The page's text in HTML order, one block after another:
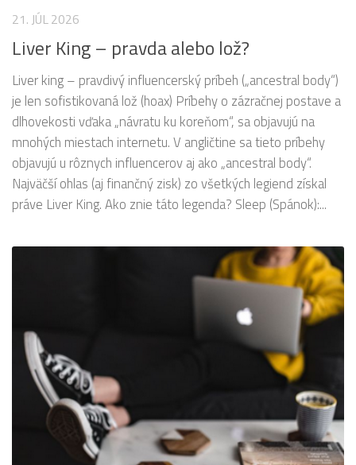
21. JÚL 2026
Liver King – pravda alebo lož?
Liver king – pravdivý influencerský príbeh („ancestral body“)
je len sofistikovaná lož (hoax) Príbehy o zázračnej postave a
dlhovekosti vďaka „návratu ku koreňom“, sa objavujú na
mnohých miestach internetu. V angličtine sa tieto príbehy
objavujú u rôznych influencerov aj ako „ancestral body“.
Najväčší ohlas (aj finančný zisk) zo všetkých legiend získal
práve Liver King. Ako znie táto legenda? Sleep (Spánok):...